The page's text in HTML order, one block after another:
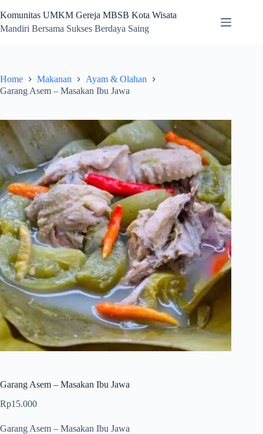
to
content
Komunitas UMKM Gereja MBSB Kota Wisata
Mandiri Bersama Sukses Berdaya Saing
Home Makanan
Ayam & Olahan
Garang Asem – Masakan Ibu Jawa
Garang Asem – Masakan Ibu Jawa
Rp15.000
Garang Asem – Masakan Ibu Jawa